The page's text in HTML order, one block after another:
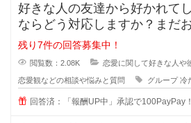
好きな人の友達から好かれて
ならどう対応しますか？まだ
階で、2人だとまだぎこちない
残り7件の回答募集中！
閲覧数：2.08K 恋愛に関して好きな人や
恋愛観などの相談や悩みと質問 グループ 冷
回答済：「報酬UP中」承認で100PayPay！